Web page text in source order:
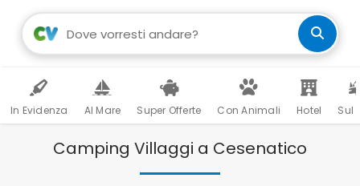
In Evidenza Al Mare Super Offerte Con Animali Hotel Sul
Camping Villaggi a Cesenatico